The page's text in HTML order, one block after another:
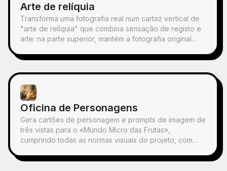
Arte de relíquia
Transforma uma fotografia real num cartaz vertical de
"arte de relíquia" que combina sensação de registo e
arte: na parte superior, mantém a fotografia original
espaço de luz e sombra contido, comprime uma forma
manchas de tinta, bordas suavizadas, cortes de
espaço em branco e linhas esparsas, extrai relações
de arquitetura, cidade, superfície de água, estrada,
escala humana, horizonte e luz-sombra, mantendo o
sujeito reconhecível mesmo em miniatura. Toda a
imagem enfatiza uma qualidade calma, contida e de
original, principalmente azul profundo, preto tinta,
Oficina de Personagens
Gera cartões de personagem e prompts de imagem de
três vistas para o «Mundo Micro das Frutas»,
cumprindo todas as normas visuais do projeto, com
Com esta skill, é possível evitar desperdício de